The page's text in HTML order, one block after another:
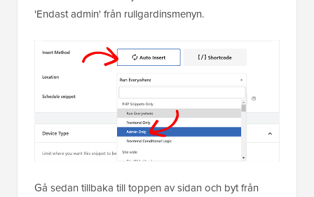
'Endast admin' från rullgardinsmenyn.
Gå sedan tillbaka till toppen av sidan och byt från